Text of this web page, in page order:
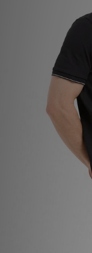
Suivre Ma